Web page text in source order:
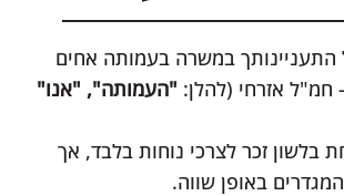
התעניינותך במשרה בעמותה אחים
חמ"ל אזרחי (להלן: "העמותה", "אנו"
בלשון זכר לצרכי נוחות בלבד, אך
באופן שווה.